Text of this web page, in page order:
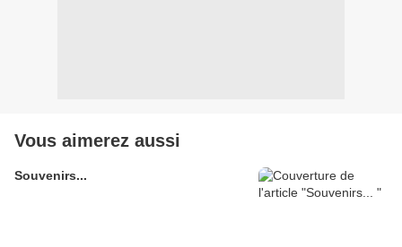
Vous aimerez aussi
Souvenirs...